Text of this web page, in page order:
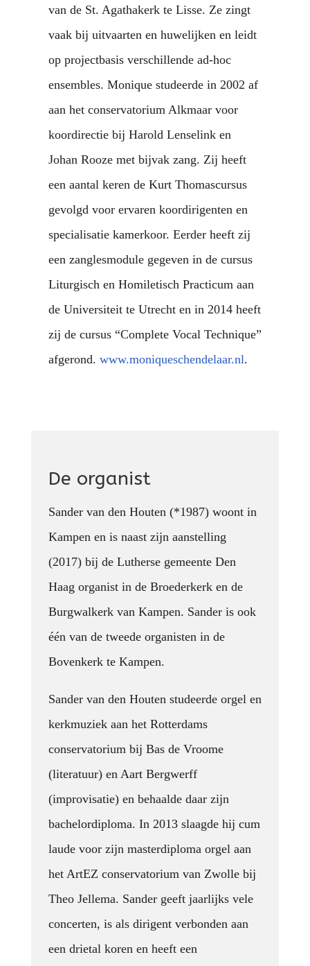
van de St. Agathakerk te Lisse. Ze zingt
vaak bij uitvaarten en huwelijken en leidt
op projectbasis verschillende ad-hoc
ensembles. Monique studeerde in 2002 af
aan het conservatorium Alkmaar voor
koordirectie bij Harold Lenselink en
Johan Rooze met bijvak zang. Zij heeft
een aantal keren de Kurt Thomascursus
gevolgd voor ervaren koordirigenten en
specialisatie kamerkoor. Eerder heeft zij
een zanglesmodule gegeven in de cursus
Liturgisch en Homiletisch Practicum aan
de Universiteit te Utrecht en in 2014 heeft
zij de cursus “Complete Vocal Technique”
afgerond. www.moniqueschendelaar.nl.
De organist
Sander van den Houten (*1987) woont in
Kampen en is naast zijn aanstelling
(2017) bij de Lutherse gemeente Den
Haag organist in de Broederkerk en de
Burgwalkerk van Kampen. Sander is ook
één van de tweede organisten in de
Bovenkerk te Kampen.
Sander van den Houten studeerde orgel en
kerkmuziek aan het Rotterdams
conservatorium bij Bas de Vroome
(literatuur) en Aart Bergwerff
(improvisatie) en behaalde daar zijn
bachelordiploma. In 2013 slaagde hij cum
laude voor zijn masterdiploma orgel aan
het ArtEZ conservatorium van Zwolle bij
Theo Jellema. Sander geeft jaarlijks vele
concerten, is als dirigent verbonden aan
een drietal koren en heeft een